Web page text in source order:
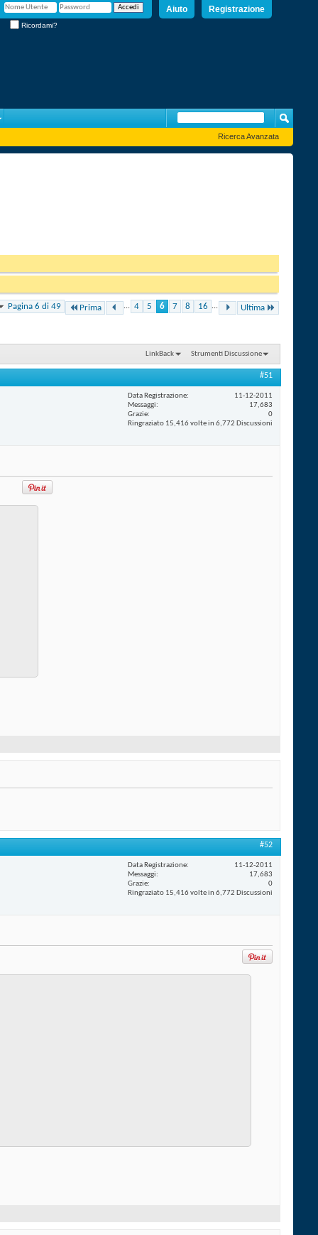
Registrazione
Aiuto
Ricordami?
Ricerca Avanzata
Pagina 6 di 49 Prima ... 4 5 6 7 8 16 ... Ultima
LinkBack Strumenti Discussione
#51
Data Registrazione
11-12-2011
Messaggi
17,683
Grazie
0
Ringraziato 15,416 volte in 6,772 Discussioni
#52
Data Registrazione
11-12-2011
Messaggi
17,683
Grazie
0
Ringraziato 15,416 volte in 6,772 Discussioni